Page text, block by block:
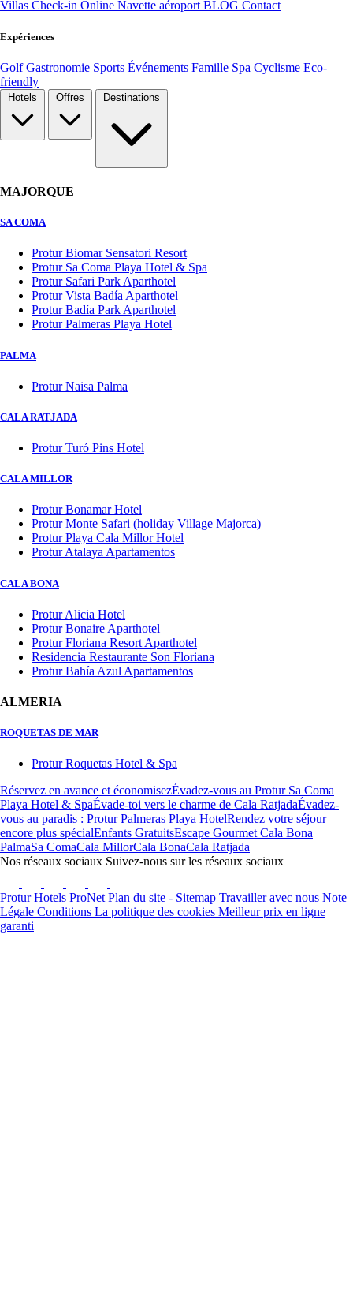
Villas Check-in Online Navette aéroport BLOG Contact
Expériences
GolfGastronomie Sports Événements Famille Spa Cyclisme Eco-
friendly
MAJORQUE
SA COMA
Protur Biomar Sensatori Resort
Protur Sa Coma Playa Hotel & Spa
Protur Safari Park Aparthotel
Protur Vista Badía Aparthotel
Protur Badía Park Aparthotel
Protur Palmeras Playa Hotel
PALMA
Protur Naisa Palma
CALA RATJADA
Protur Turó Pins Hotel
CALA MILLOR
Protur Bonamar Hotel
Protur Monte Safari (holiday Village Majorca)
Protur Playa Cala Millor Hotel
Protur Atalaya Apartamentos
CALA BONA
Protur Alicia Hotel
Protur Bonaire Aparthotel
Protur Floriana Resort Aparthotel
Residencia Restaurante Son Floriana
Protur Bahía Azul Apartamentos
ALMERIA
ROQUETAS DE MAR
Protur Roquetas Hotel & Spa
Réservez en avance et économisezÉvadez-vous au Protur Sa Coma
Playa Hotel & SpaÉvade-toi vers le charme de Cala RatjadaÉvadez-
vous au paradis : Protur Palmeras Playa HotelRendez votre séjour
encore plus spécialEnfants GratuitsEscape Gourmet Cala Bona
PalmaSa ComaCala MillorCala BonaCala Ratjada
Nos réseaux sociaux Suivez-nous sur les réseaux sociaux
Protur Hotels ProNet Plan du site - Sitemap Travailler avec nous Note
Légale Conditions La politique des cookies Meilleur prix en ligne
garanti